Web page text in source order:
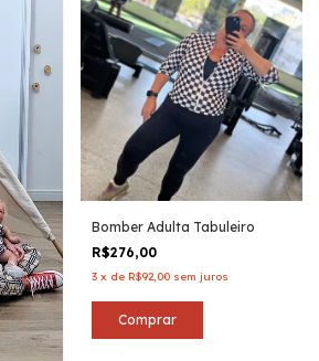
Bomber Adulta Tabuleiro
R$276,00
3 x de R$92,00 sem juros
Comprar